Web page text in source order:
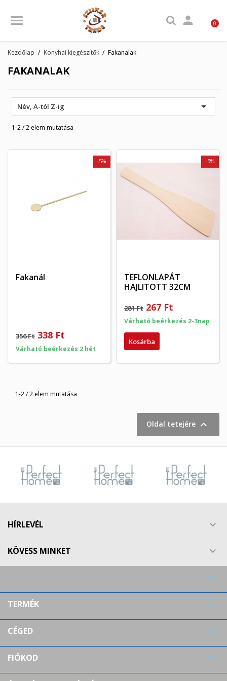
 0
Kezdőlap Konyhai kiegészítők Fakanalak
FAKANALAK
Név, A-tól Z-ig 
1-2 / 2 elem mutatása
Fakanál
356 Ft
-5%
338 Ft
Várható beérkezés 2 hét
TEFLONLAPÁT
HAJLITOTT 32CM
281 Ft
-5%
267 Ft
Várható beérkezés 2-3nap
Kosárba
1-2 / 2 elem mutatása
Oldal tetejére 
HÍRLEVÉL 
KÖVESS MINKET 

TERMÉK 
CÉGED 
FIÓKOD 
My wishlists
add_circle_outline Create new list
×
((confirmMessage))
Kívánságlista létrehozása
Kívánságlista neve
Mégsem
×
Be kell jelentkezned a termékek kívánságlistába történő
mentéséhez.